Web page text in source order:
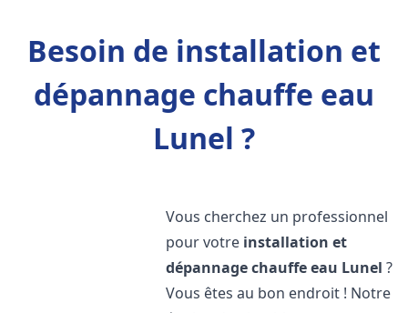
Besoin de installation et
dépannage chauffe eau
Lunel ?
Vous cherchez un professionnel
pour votre installation et
dépannage chauffe eau Lunel ?
Vous êtes au bon endroit ! Notre